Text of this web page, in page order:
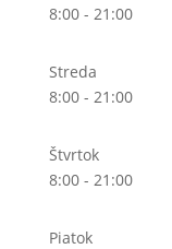
8:00 - 21:00
Streda
8:00 - 21:00
Štvrtok
8:00 - 21:00
Piatok